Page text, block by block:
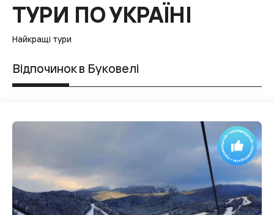
ТУРИ ПО УКРАЇНІ
Найкращі тури
Відпочинок в Буковелі